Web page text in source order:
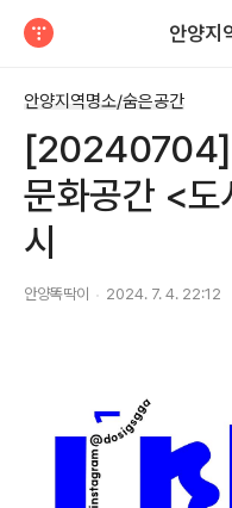
안양지
안양지역명소/숨은공간
[20240704]
문화공간 <도
시
안양똑딱이 2024. 7. 4. 22:12